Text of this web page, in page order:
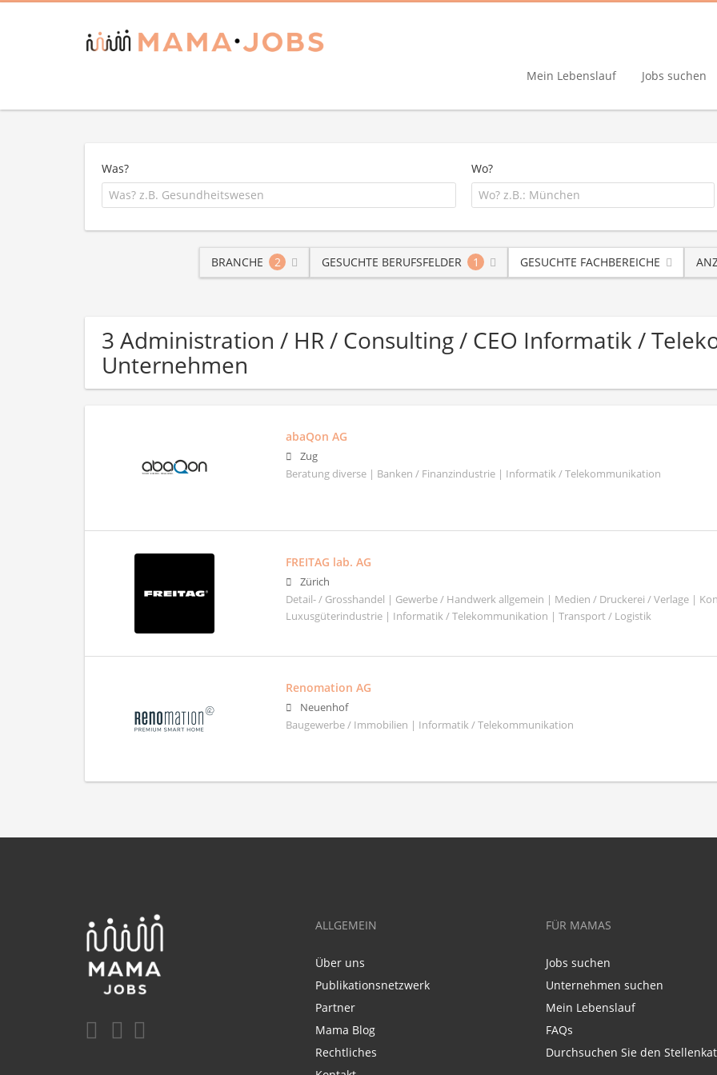
Mein Lebenslauf Jobs suchen
Was? Wo?
BRANCHE 2 GESUCHTE BERUFSFELDER 1 GESUCHTE FACHBEREICHE
3 Administration / HR / Consulting / CEO Informatik /
Unternehmen
abaQon AG
Zug
Beratung diverse | Banken / Finanzindustrie | Informatik / Telekommunikation
FREITAG lab. AG
Zürich
Detail- / Grosshandel | Gewerbe / Handwerk allgemein | Medien / Druckerei / Verlage |
Luxusgüterindustrie | Informatik / Telekommunikation | Transport / Logistik
Renomation AG
Neuenhof
Baugewerbe / Immobilien | Informatik / Telekommunikation
ALLGEMEIN
Über uns
Publikationsnetzwerk
Partner
Mama Blog
Rechtliches
FÜR MAMAS
Jobs suchen
Unternehmen suchen
Mein Lebenslauf
FAQs
Durchsuchen Sie den